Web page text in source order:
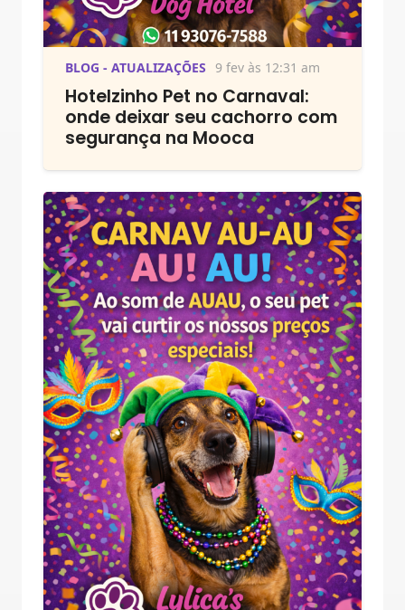
BLOG - ATUALIZAÇÕES 9 fev às 12:31 am
Hotelzinho Pet no Carnaval:
onde deixar seu cachorro com
segurança na Mooca